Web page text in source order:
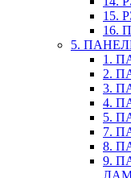
15.
16.
5.
1.
2.
3.
4.
5.
7.
8.
9.